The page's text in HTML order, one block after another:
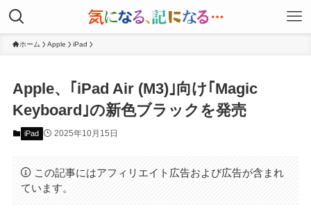
ホーム Apple iPad
Apple、｢iPad Air (M3)｣向け｢Magic
Keyboard｣の新色ブラックを発売
iPad 2025年10月15日
この記事にはアフィリエイト広告および広告が含まれ
ています。